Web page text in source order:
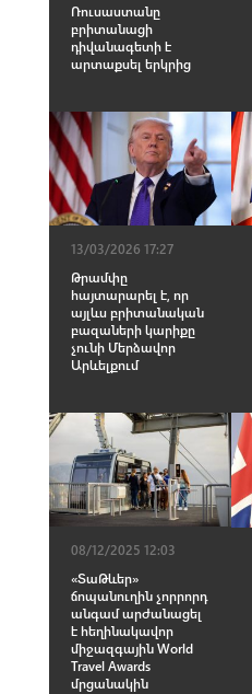
Ռուսաստանը
բրիտանացի
դիվանագետի է
արտաքսել երկրից
13/03/2026 17:27
Թրամփը
հայտարարել է, որ
այլևս բրիտանական
բազաների կարիքը
չունի Մերձավոր
Արևելքում
08/12/2025 12:03
«ՏաԹևեր»
ճոպանուղին չորրորդ
անգամ արժանացել
է հեղինակավոր
միջազգային World
Travel Awards
մրցանակին